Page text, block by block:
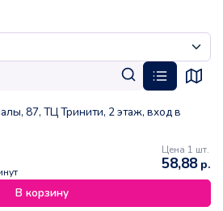
87, ТЦ Тринити, 2 этаж, вход в
Цена 1 шт.
58,88р.
В корзину